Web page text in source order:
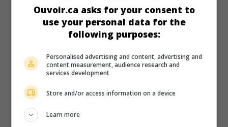
La Violence est mon métier
V.O.: My Old Man's Place
É.-U. 1971. Drame psychologiquede Edwin Sherin
Mitchell Ryan
Durée:
91 min.
Ouvoir.ca asks for your consent to
use your personal data for the
following purposes:
Personalised advertising and content, advertising and
content measurement, audience research and
services development
Store and/or access information on a device
Learn more